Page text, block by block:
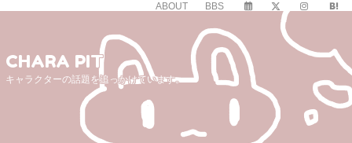
ABOUT BBS
CHARA PIT
キャラクターの話題を追っかけています。